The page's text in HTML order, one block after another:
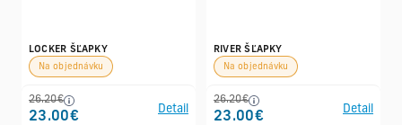
LOCKER ŠĽAPKY
Na objednávku
26.20€
23.00€
Detail
RIVER ŠĽAPKY
Na objednávku
26.20€
23.00€
Detail